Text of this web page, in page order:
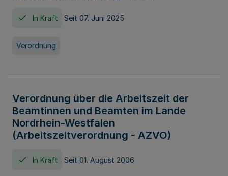
In Kraft Seit 07. Juni 2025
Verordnung
Verordnung über die Arbeitszeit der
Beamtinnen und Beamten im Lande
Nordrhein-Westfalen
(Arbeitszeitverordnung - AZVO)
In Kraft Seit 01. August 2006